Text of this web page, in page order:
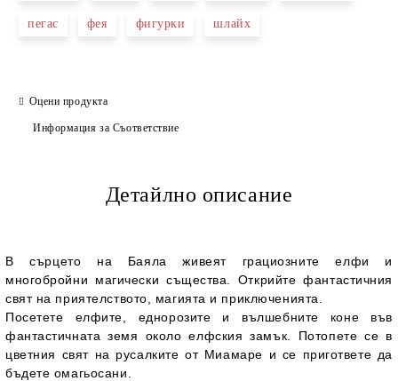
пегас фея фигурки шлайх
Оцени продукта
Информация за Съответствие
Детайлно описание
В сърцето на Баяла живеят грациозните елфи и
многобройни магически същества. Открийте фантастичния
свят на приятелството, магията и приключенията.
Посетете елфите, еднорозите и вълшебните коне във
фантастичната земя около елфския замък. Потопете се в
цветния свят на русалките от Миамаре и се пригответе да
бъдете омагьосани.